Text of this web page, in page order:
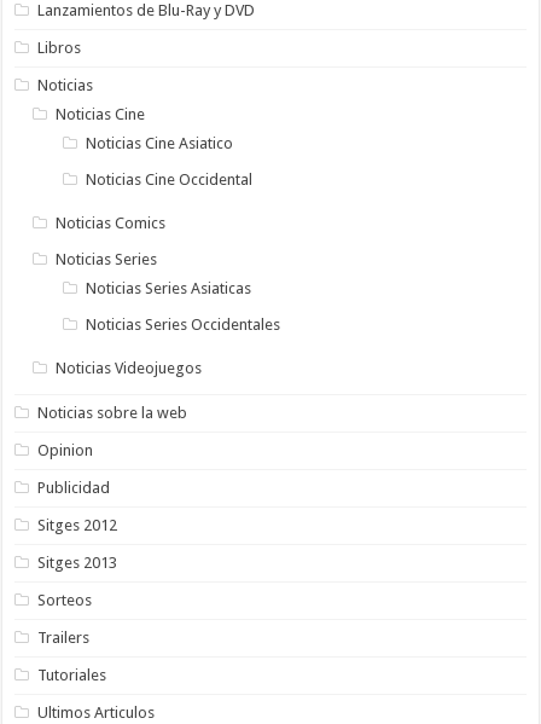
Lanzamientos de Blu-Ray y DVD
Libros
Noticias
Noticias Cine
Noticias Cine Asiatico
Noticias Cine Occidental
Noticias Comics
Noticias Series
Noticias Series Asiaticas
Noticias Series Occidentales
Noticias Videojuegos
Noticias sobre la web
Opinion
Publicidad
Sitges 2012
Sitges 2013
Sorteos
Trailers
Tutoriales
Ultimos Articulos